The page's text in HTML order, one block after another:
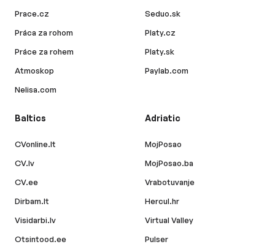
Prace.cz
Práca za rohom
Práce za rohem
Atmoskop
Nelisa.com
Seduo.sk
Platy.cz
Platy.sk
Paylab.com
Baltics
CVonline.lt
CV.lv
CV.ee
Dirbam.lt
Visidarbi.lv
Otsintood.ee
Adriatic
MojPosao
MojPosao.ba
Vrabotuvanje
Hercul.hr
Virtual Valley
Pulser